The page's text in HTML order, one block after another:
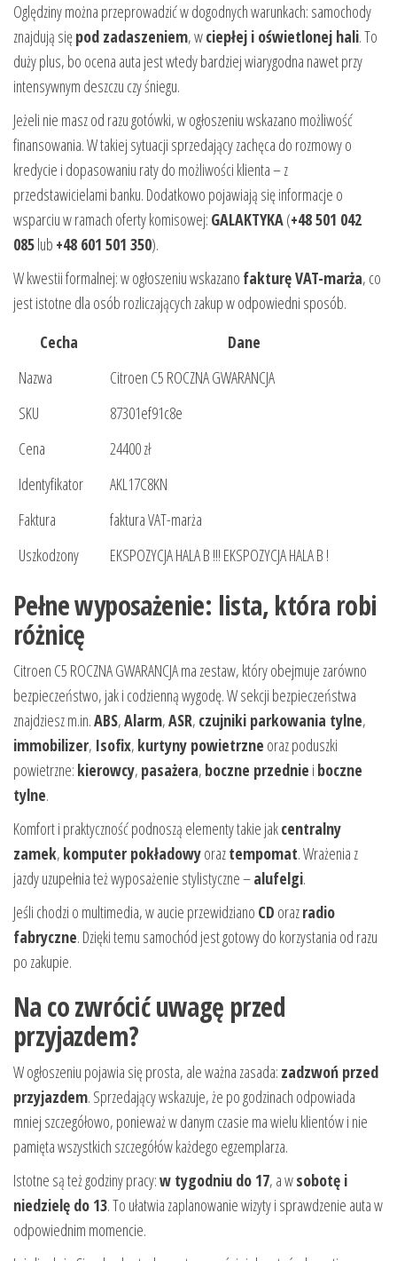
Oględziny można przeprowadzić w dogodnych warunkach: samochody
znajdują siępod zadaszeniem, wciepłej i oświetlonej hali. To
duży plus, bo ocena auta jest wtedy bardziej wiarygodna nawet przy
intensywnym deszczu czy śniegu.
Jeżeli nie masz od razu gotówki, w ogłoszeniu wskazano możliwość
finansowania. W takiej sytuacji sprzedający zachęca do rozmowy o
kredycie i dopasowaniu raty do możliwości klienta – z
przedstawicielami banku. Dodatkowo pojawiają się informacje o
wsparciu w ramach oferty komisowej: GALAKTYKA(+48 501 042
085lub +48 601 501 350).
W kwestii formalnej: w ogłoszeniu wskazano fakturę VAT-marża, co
jest istotne dla osób rozliczających zakup w odpowiedni sposób.
Cecha
Dane
Nazwa
Citroen C5 ROCZNA GWARANCJA
SKU
87301ef91c8e
Cena
24400 zł
Identyfikator
AKL17C8KN
Faktura
faktura VAT-marża
Uszkodzony
EKSPOZYCJA HALA B !!! EKSPOZYCJA HALA B !
Pełne wyposażenie: lista, która robi
różnicę
Citroen C5 ROCZNA GWARANCJA ma zestaw, który obejmuje zarówno
bezpieczeństwo, jak i codzienną wygodę. W sekcji bezpieczeństwa
znajdziesz m.in.ABS,Alarm,ASR, czujniki parkowania tylne,
immobilizer, Isofix, kurtyny powietrzne oraz poduszki
powietrzne: kierowcy, pasażera, boczne przednie i boczne
tylne.
Komfort i praktyczność podnoszą elementy takie jakcentralny
zamek, komputer pokładowyoraztempomat. Wrażenia z
jazdy uzupełnia też wyposażenie stylistyczne –alufelgi.
Jeśli chodzi o multimedia, w aucie przewidziano CD orazradio
fabryczne. Dzięki temu samochód jest gotowy do korzystania od razu
po zakupie.
Na co zwrócić uwagę przed
przyjazdem?
W ogłoszeniu pojawia się prosta, ale ważna zasada: zadzwoń przed
przyjazdem. Sprzedający wskazuje, że po godzinach odpowiada
mniej szczegółowo, ponieważ w danym czasie ma wielu klientów i nie
pamięta wszystkich szczegółów każdego egzemplarza.
Istotne są też godziny pracy:w tygodniu do 17, a wsobotę i
niedzielę do 13. To ułatwia zaplanowanie wizyty i sprawdzenie auta w
odpowiednim momencie.